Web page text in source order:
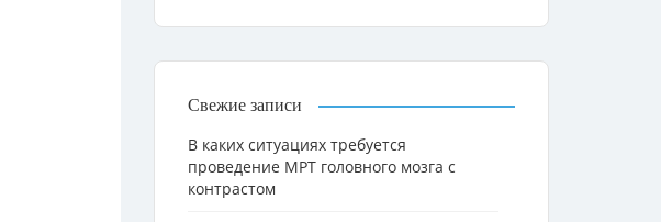
Свежие записи
В каких ситуациях требуется
проведение МРТ головного мозга с
контрастом